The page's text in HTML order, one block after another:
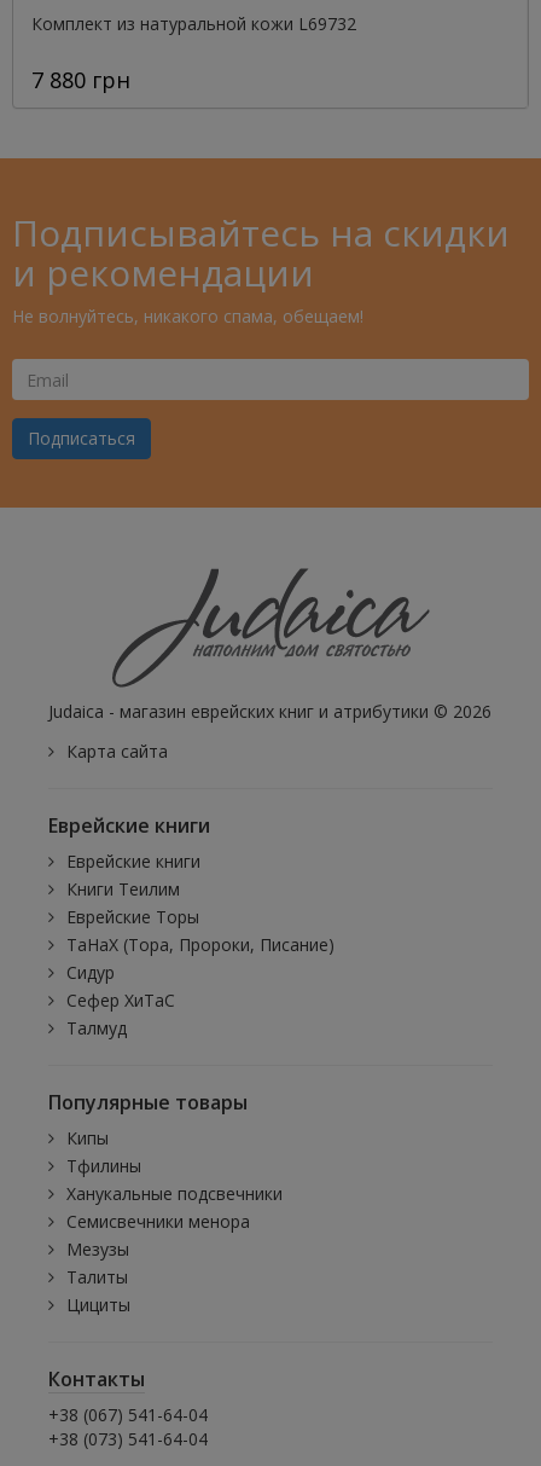
Комплект из натуральной кожи L69732
7 880 грн
Подписывайтесь на скидки
и рекомендации
Не волнуйтесь, никакого спама, обещаем!
Ваш
Email
Подписаться
Judaica - магазин еврейских книг и атрибутики © 2026
Карта сайта
Еврейские книги
Еврейские книги
Книги Теилим
Еврейские Торы
ТаНаХ (Тора, Пророки, Писание)
Сидур
Сефер ХиТаС
Талмуд
Популярные товары
Кипы
Тфилины
Ханукальные подсвечники
Семисвечники менора
Мезузы
Талиты
Цициты
Контакты
+38 (067) 541-64-04
+38 (073) 541-64-04